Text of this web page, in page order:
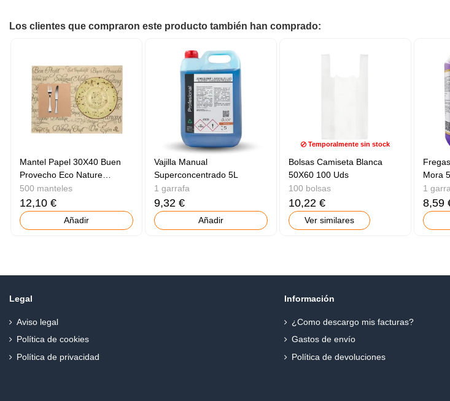
Los clientes que compraron este producto también han comprado:
Mantel Papel 30X40 Buen
Provecho Eco Nature
500Uds
500 manteles
12,10 €
Añadir
Vajilla Manual
Superconcentrado 5L
1 garrafa
9,32 €
Añadir
Temporalmente sin stock
Bolsas Camiseta Blanca
50X60 100 Uds
100 bolsas
10,22 €
Ver similares
Mora
1
8,59
Legal
Aviso legal
Política de cookies
Política de privacidad
Información
¿Como descargo mis facturas?
Gastos de envío
Política de devoluciones